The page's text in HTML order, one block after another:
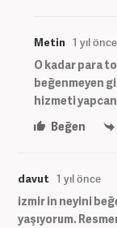
Metin 1 yıl önce
O kadar para
beğenmeyen
hizmeti yapcan
Beğen
davut 1 yıl önce
izmir in neyini
yaşıyorum.